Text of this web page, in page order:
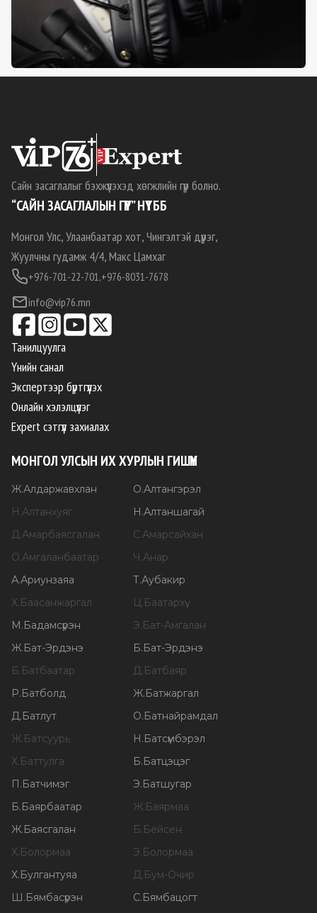
Сайн засаглалыг бэхжүүлэхэд хөгжлийн гүүр болно.
“САЙН ЗАСАГЛАЛЫН ГҮҮР” НҮТББ
Монгол Улс, Улаанбаатар хот, Чингэлтэй дүүрэг,
Жуулчны гудамж 4/4, Макс Цамхаг
+976-701-22-701,+976-8031-7678
info@vip76.mn
Танилцуулга
Үнийн санал
Экспертээр бүртгүүлэх
Онлайн хэлэлцүүлэг
Expert сэтгүүл захиалах
МОНГОЛ УЛСЫН ИХ ХУРЛЫН ГИШҮҮН
Ж.Алдаржавхлан О.Алтангэрэл
Н.Алтанхуяг Н.Алтаншагай
Д.Амарбаясгалан С.Амарсайхан
О.Амгаланбаатар Ч.Анар
А.Ариунзаяа Т.Аубакир
Х.Баасанжаргал Ц.Баатархүү
М.Бадамсүрэн Э.Бат-Амгалан
Ж.Бат-Эрдэнэ Б.Бат-Эрдэнэ
Б.Батбаатар Д.Батбаяр
Р.Батболд Ж.Батжаргал
Д.Батлут О.Батнайрамдал
Ж.Батсуурь Н.Батсүмбэрэл
Х.Баттулга Б.Батцэцэг
П.Батчимэг Э.Батшугар
Б.Баярбаатар Ж.Баярмаа
Ж.Баясгалан Б.Бейсен
Х.Болормаа Э.Болормаа
Х.Булгантуяа Д.Бум-Очир
Ш.Бямбасүрэн С.Бямбацогт